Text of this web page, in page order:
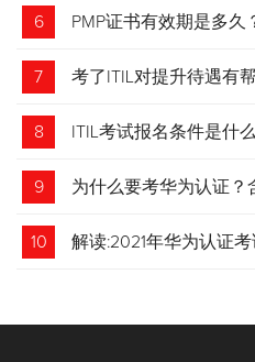
考试 变化请悉知
6 PMP证书有效期是多久
7 考了ITIL对提升待遇有
8 ITIL考试报名条件是什
9 为什么要考华为认证？
10 解读:2021年华为认证